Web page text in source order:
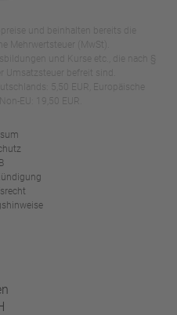
und beinhalten bereits die
Mehrwertsteuer (MwSt).
und Kurse etc., die nach §
Umsatzsteuer befreit sind.
5,50 EUR, Europäische
EU: 19,50 EUR.